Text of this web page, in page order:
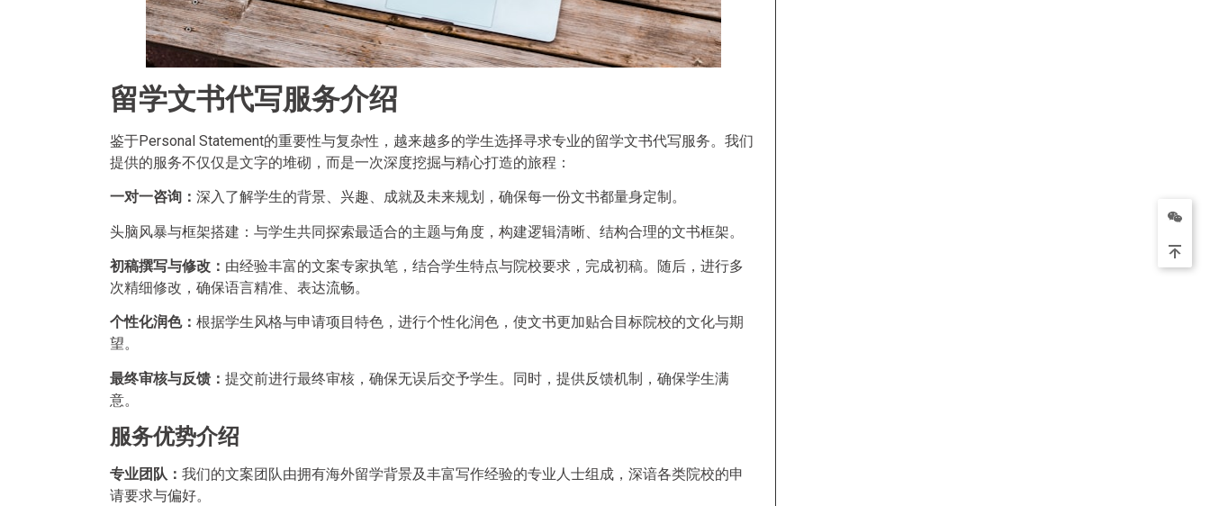
留学文书代写服务介绍
鉴于Personal Statement的重要性与复杂性，越来越多的学生选择寻求专业的留学文书代写服务。我们
提供的服务不仅仅是文字的堆砌，而是一次深度挖掘与精心打造的旅程：
一对一咨询： 深入了解学生的背景、兴趣、成就及未来规划，确保每一份文书都量身定制。
头脑风暴与框架搭建：与学生共同探索最适合的主题与角度，构建逻辑清晰、结构合理的文书框架。
初稿撰写与修改： 由经验丰富的文案专家执笔，结合学生特点与院校要求，完成初稿。随后，进行多
次精细修改，确保语言精准、表达流畅。
个性化润色： 根据学生风格与申请项目特色，进行个性化润色，使文书更加贴合目标院校的文化与期
望。
最终审核与反馈： 提交前进行最终审核，确保无误后交予学生。同时，提供反馈机制，确保学生满
意。
服务优势介绍
专业团队： 我们的文案团队由拥有海外留学背景及丰富写作经验的专业人士组成，深谙各类院校的申
请要求与偏好。